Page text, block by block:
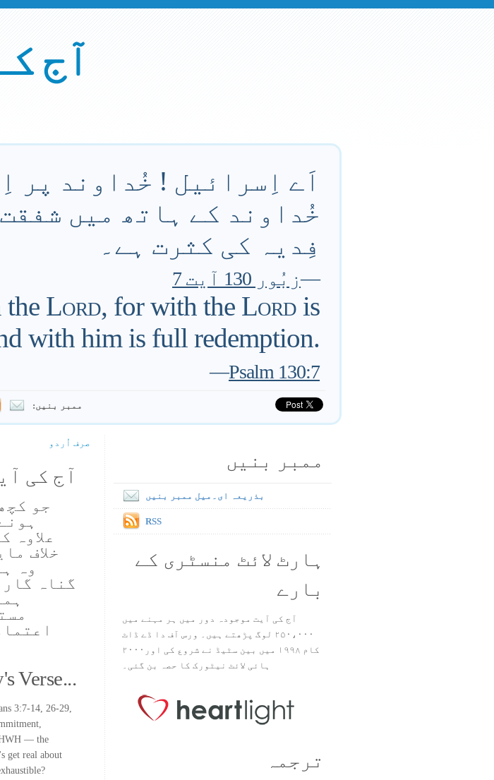
آج
اَے اِسرائیل ! خُداوند پر
خُداوند کے ہاتھ میں
فِدیہ کی کثرت ہے۔
—زبُور 130 آیت 7
the Lord, for with the Lord is
with him is full redemption.
—Psalm 130:7
ممبر بنیں:
صرف اُردو
آج کی
جو
علاوہ
خلاف
وہ
گناہ
Verse...
3:7-14, 26-29,
— the
get real about
ممبر بنیں
بذریعہ ای۔میل ممبر بنیں
RSS
ہارٹ لائٹ منسٹری کے
بارے
آج کی آیت موجودہ دور میں ہر مہنے میں
۲۵۰،۰۰۰ لوگ پڑھتے ہیں۔ ورس آف دا ڈے ڈاٹ
کام ۱۹۹۸ میں بین سٹیڈ نے شروع کی اور۲۰۰۰
ہائی لائٹ نیٹورک کا حصہ بن گئی۔
ترجمہ